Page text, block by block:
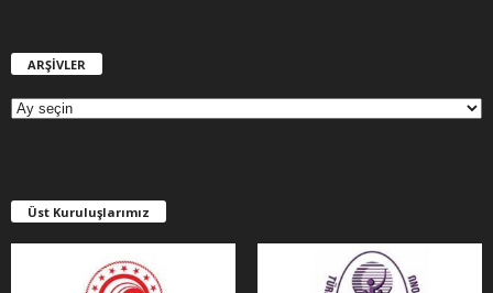
ARŞİVLER
E
R
Üst Kuruluşlarımız